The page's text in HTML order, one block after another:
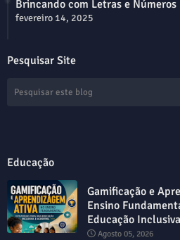
Brincando com Letras e Números
fevereiro 14, 2025
Pesquisar Site
Educação
Gamificação e
Ensino
Educação
Agosto 05, 2026